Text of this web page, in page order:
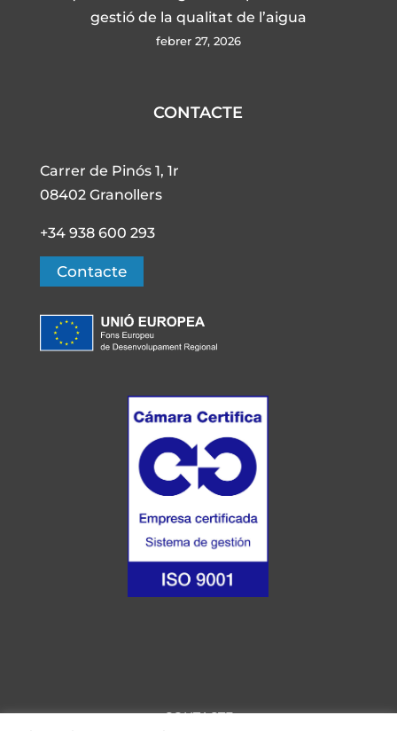
gestió de la qualitat de l’aigua
febrer 27, 2026
CONTACTE
Carrer de Pinós 1, 1r
08402 Granollers
+34 938 600 293
Contacte
CONTACTE